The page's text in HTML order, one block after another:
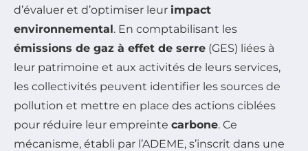
d’évaluer et d’optimiser leur impact
environnemental. En comptabilisant les
émissions de gaz à effet de serre (GES) liées à
leur patrimoine et aux activités de leurs services,
les collectivités peuvent identifier les sources de
pollution et mettre en place des actions ciblées
pour réduire leur empreinte carbone. Ce
mécanisme, établi par l’ADEME, s’inscrit dans une